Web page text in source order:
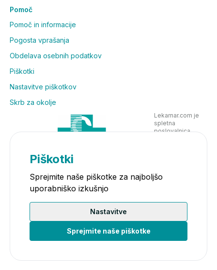
Pomoč
Pomoč in informacije
Pogosta vprašanja
Obdelava osebnih podatkov
Piškotki
Nastavitve piškotkov
Skrb za okolje
Lekarnar.com je
spletna
poslovalnica
Piškotki
Sprejmite naše piškotke za najboljšo
uporabniško izkušnjo
Nastavitve
Sprejmite naše piškotke